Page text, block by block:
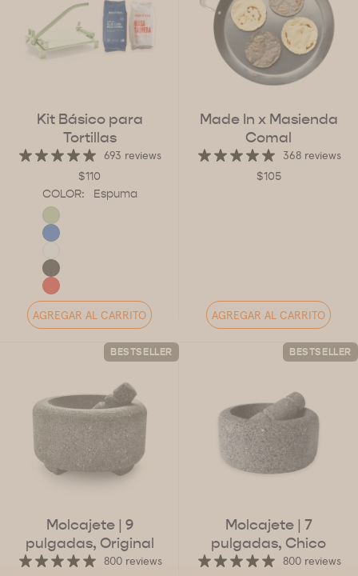
Kit Básico para
Tortillas
693 reviews
$110
COLOR:
Espuma
AGREGAR AL CARRITO
Made In x Masienda
Comal
368 reviews
$105
AGREGAR AL CARRITO
BESTSELLER
Molcajete | 9
pulgadas, Original
800 reviews
BESTSELLER
Molcajete | 7
pulgadas, Chico
800 reviews